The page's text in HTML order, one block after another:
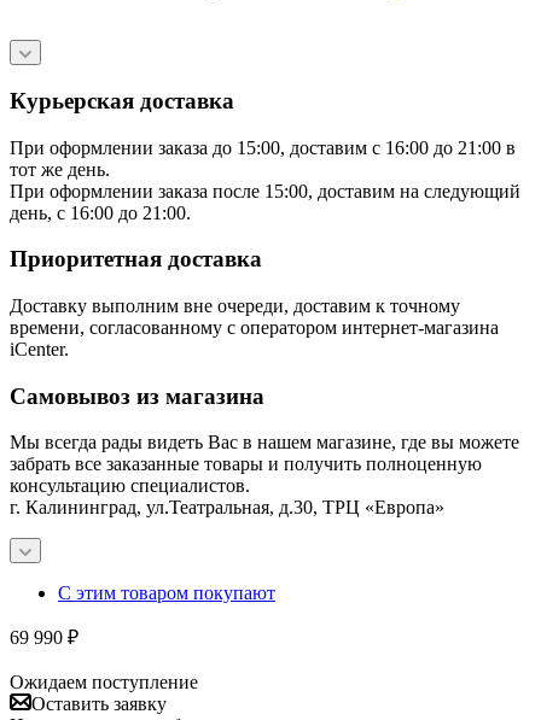
Курьерская доставка
При оформлении заказа до 15:00, доставим с 16:00 до 21:00 в
тот же день.
При оформлении заказа после 15:00, доставим на следующий
день, с 16:00 до 21:00.
Приоритетная доставка
Доставку выполним вне очереди, доставим к точному
времени, согласованному с оператором интернет-магазина
iCenter.
Самовывоз из магазина
Мы всегда рады видеть Вас в нашем магазине, где вы можете
забрать все заказанные товары и получить полноценную
консультацию специалистов.
г. Калининград, ул.Театральная, д.30, ТРЦ «Европа»
С этим товаром покупают
69 990 ₽
Ожидаем поступление
Оставить заявку